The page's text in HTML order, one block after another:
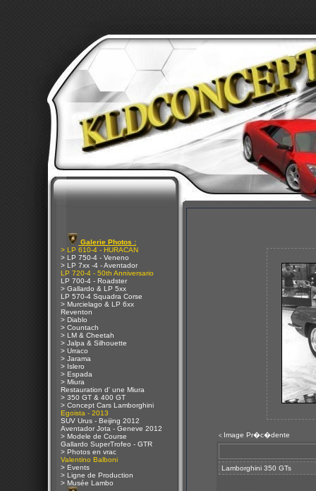
Galerie Photos :
> LP 610-4 - HURACAN
> LP 750-4 - Veneno
> LP 7xx -4 - Aventador
LP 720-4 - 50th Anniversario
LP 700-4 - Roadster
> Gallardo & LP 5xx
LP 570-4 Squadra Corse
> Murcielago & LP 6xx
Reventon
> Diablo
> Countach
> LM & Cheetah
> Jalpa & Silhouette
> Urraco
> Jarama
> Islero
> Espada
> Miura
Restauration d' une Miura
> 350 GT & 400 GT
> Concept Cars Lamborghini
Egoista - 2013
SUV Urus - Beijing 2012
Aventador Jota - Geneve 2012
> Modele de Course
Gallardo SuperTrofeo - GTR
> Photos en vrac
Valentino Balboni
> Events
> Ligne de Production
> Musée Lambo
< Image Pr�c�dente
Lamborghini 350 GTs